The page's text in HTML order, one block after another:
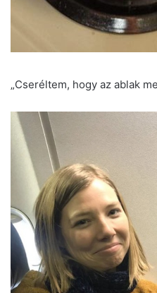
„Cseréltem, hogy az ablak